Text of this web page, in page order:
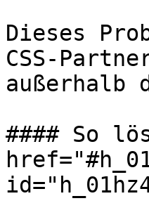
Dieses
CSS-
außerhalb
#### So